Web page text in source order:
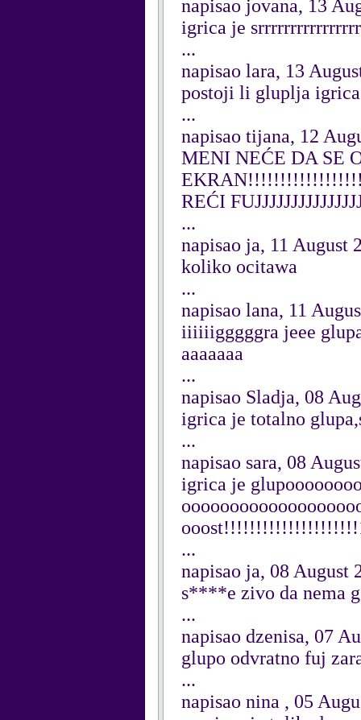
napisao jovana, 13
igrica je
...
napisao lara, 13
postoji li gluplja
...
napisao tijana, 12
MENI NEĆE DA SE
REĆI
...
napisao ja, 11 August
koliko ocitawa
...
napisao lana, 11
iiiiiigggggra jeee
aaaaaaa
...
napisao Sladja, 08
igrica je totalno
...
napisao sara, 08
igrica je
...
napisao ja, 08 August
s****e zivo da nema
...
napisao dzenisa, 07
glupo odvratno fuj
...
napisao nina , 05